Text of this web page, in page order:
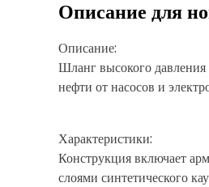
Описание для
Описание:
Шланг высокого
нефти от насосов и
Характеристики:
Конструкция включает
слоями синтетического